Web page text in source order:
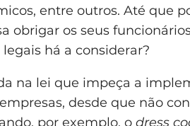
entre outros. Até que
obrigar os seus
há a considerar?
na lei que impeça a
desde que não
por exemplo, o dress